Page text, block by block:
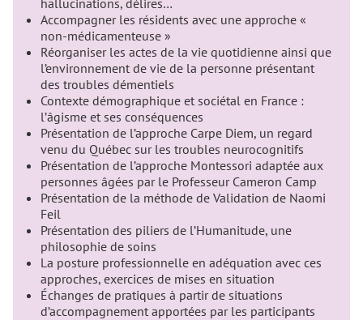
hallucinations, délires…
Accompagner les résidents avec une approche «
non-médicamenteuse »
Réorganiser les actes de la vie quotidienne ainsi que
l’environnement de vie de la personne présentant
des troubles démentiels
Contexte démographique et sociétal en France :
l’âgisme et ses conséquences
Présentation de l’approche Carpe Diem, un regard
venu du Québec sur les troubles neurocognitifs
Présentation de l’approche Montessori adaptée aux
personnes âgées par le Professeur Cameron Camp
Présentation de la méthode de Validation de Naomi
Feil
Présentation des piliers de l’Humanitude, une
philosophie de soins
La posture professionnelle en adéquation avec ces
approches, exercices de mises en situation
Échanges de pratiques à partir de situations
d’accompagnement apportées par les participants